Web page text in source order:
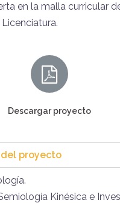
en la malla curricular
Descargar proyecto
proyecto
Kinésica e